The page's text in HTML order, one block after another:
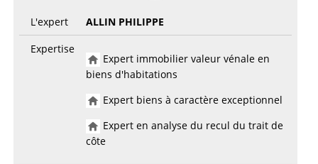
L'expert
ALLIN PHILIPPE
Expertise
Expert immobilier valeur vénale en
biens d'habitations
Expert biens à caractère exceptionnel
Expert en analyse du recul du trait de
côte